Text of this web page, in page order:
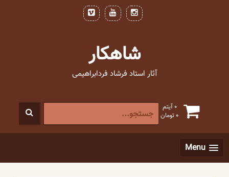
شاهکار
آثار استاد فرشاد فردابراهیمی
0 آیتم
0تومان
جستجو
برای
Menu